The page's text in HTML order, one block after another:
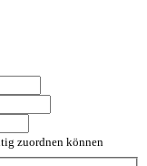
zuordnen können